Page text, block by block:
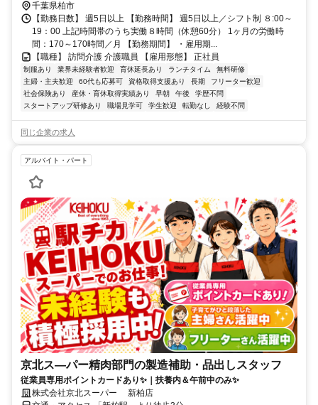
武アーバンパークライン)新柏駅 徒歩3分
千葉県柏市
【勤務日数】 週5日以上 【勤務時間】 週5日以上／シフト制 ８:00～
19：00 上記時間帯のうち実働８時間（休憩60分） 1ヶ月の労働時
間：170～170時間／月 【勤務期間】 ・雇用期...
【職種】 訪問介護 介護職員 【雇用形態】 正社員
制服あり 業界未経験者歓迎 育休延長あり ランチタイム
無料研修
主婦・主夫歓迎
60代も応募可 資格取得支援あり 長期
フリーター歓迎
社会保険あり
産休・育休取得実績あり 早朝 午後
学歴不問
スタートアップ研修あり
職場見学可 学生歓迎 転勤なし 経験不問
同じ企業の求人
アルバイト・パート
京北ス―パー精肉部門の製造補助・品出しスタッフ
従業員専用ポイントカードあり✨｜扶養内＆午前中のみ✨
株式会社京北スーパー 新柏店